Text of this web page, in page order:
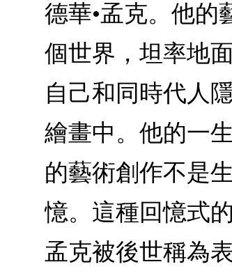
德華•孟克。他的
個世界，坦率地
自己和同時代人
繪畫中。他的一
的藝術創作不是
憶。這種回憶式
孟克被後世稱為